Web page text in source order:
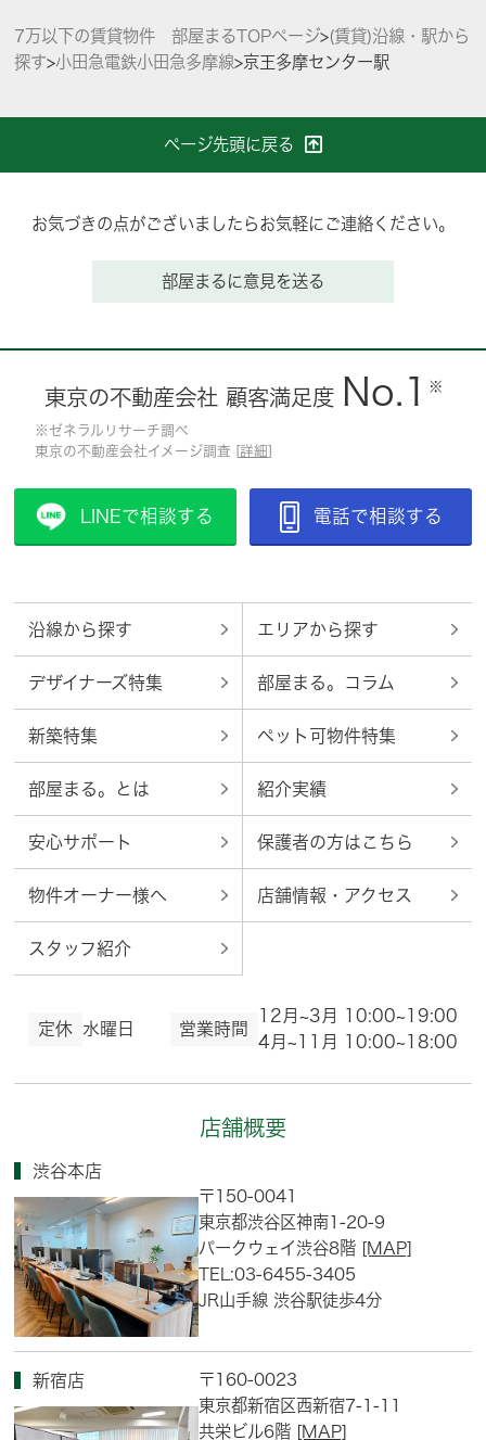
7万以下の賃貸物件 部屋まるTOPページ>(賃貸)沿線・駅から
探す>小田急電鉄小田急多摩線>京王多摩センター駅
ページ先頭に戻る
お気づきの点がございましたらお気軽にご連絡ください。
部屋まるに意見を送る
東京の不動産会社 顧客満足度 No.1 ※
※ゼネラルリサーチ調べ
東京の不動産会社イメージ調査 [詳細]
LINEで相談する 電話で相談する
沿線から探す エリアから探す
デザイナーズ特集 部屋まる。コラム
新築特集 ペット可物件特集
部屋まる。とは 紹介実績
安心サポート 保護者の方はこちら
物件オーナー様へ 店舗情報・アクセス
スタッフ紹介
定休 水曜日 営業時間
12月~3月 10:00~19:00
4月~11月 10:00~18:00
店舗概要
渋谷本店
〒150-0041
東京都渋谷区神南1-20-9
パークウェイ渋谷8階 [MAP]
TEL:03-6455-3405
JR山手線 渋谷駅徒歩4分
新宿店
〒160-0023
東京都新宿区西新宿7-1-11
共栄ビル6階 [MAP]